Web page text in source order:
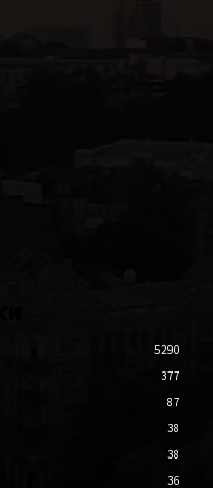
5290
377
87
38
38
36